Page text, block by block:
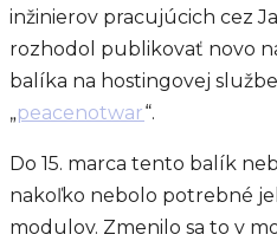
inžinierov pracujúcich cez
rozhodol publikovať novo
balíka na hostingovej
„peacenotwar“.
Do 15. marca tento balík
nakoľko nebolo potrebné
modulov. Zmenilo sa to v